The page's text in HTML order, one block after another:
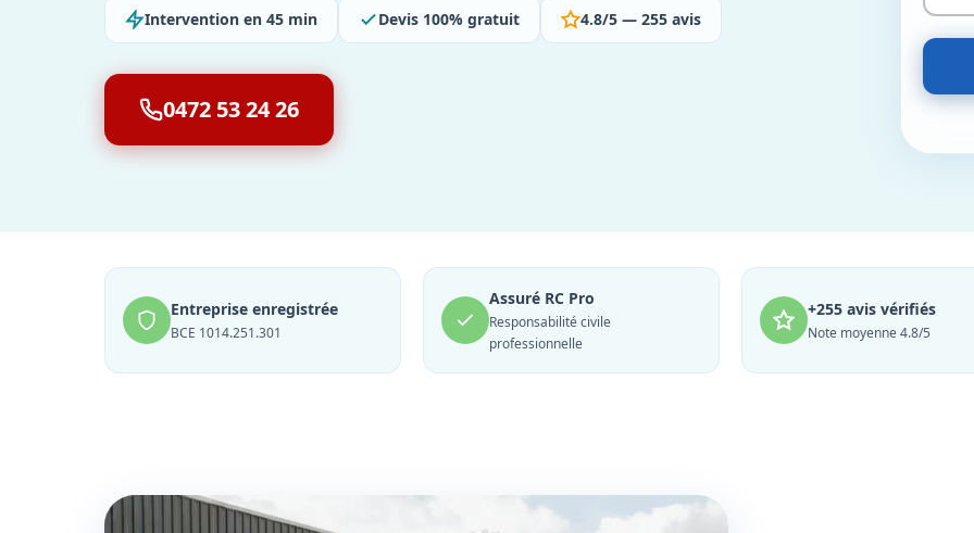
Intervention en 45 min Devis 100% gratuit 4.8/5 — 255 avis
0472 53 24 26
Entreprise enregistrée
BCE 1014.251.301
Assuré RC Pro
Responsabilité civile
professionnelle
+255 avis vérifiés
Note moyenne 4.8/5